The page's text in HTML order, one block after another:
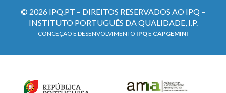
© 2026 IPQ.PT – DIREITOS RESERVADOS AO IPQ –
INSTITUTO PORTUGUÊS DA QUALIDADE, I.P.
CONCEÇÃO E DESENVOLVIMENTO IPQE CAPGEMINI